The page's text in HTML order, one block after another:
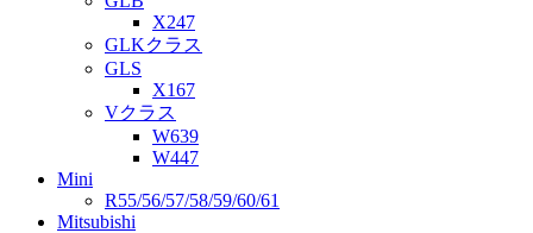
X247
GLKクラス
GLS
X167
Vクラス
W639
W447
Mini
R55/56/57/58/59/60/61
Mitsubishi